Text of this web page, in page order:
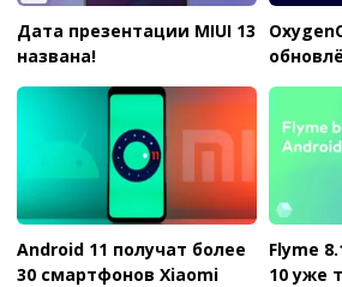
Дата презентации MIUI 13
названа!
Android 11 получат более
30 смартфонов Xiaomi
Flyme
10 уже